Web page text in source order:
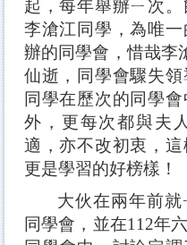
起，每年舉辦ㄧ次
李滄江同學，為唯
辦的同學會，惜哉李
仙逝，同學會驟失
同學在歷次的同學
外，更每次都與夫
適，亦不改初衷，這
更是學習的好榜樣！
大伙在兩年前
同學會，並在112年